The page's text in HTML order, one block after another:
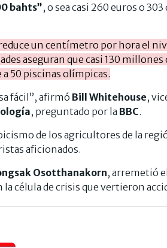
bahts”, o sea casi 260 euros o
un centímetro por hora el
aseguran que casi 130
50 piscinas olímpicas.
fácil”, afirmó Bill Whitehouse,
, preguntado por la BBC.
de los agricultores de la
aficionados.
Osotthanakorn, arremetió
célula de crisis que vertieron